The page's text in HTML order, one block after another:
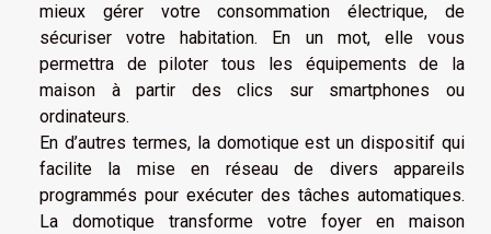
mieux gérer votre consommation électrique, de
sécuriser votre habitation. En un mot, elle vous
permettra de piloter tous les équipements de la
maison à partir des clics sur smartphones ou
ordinateurs.
En d’autres termes, la domotique est un dispositif qui
facilite la mise en réseau de divers appareils
programmés pour exécuter des tâches automatiques.
La domotique transforme votre foyer en maison